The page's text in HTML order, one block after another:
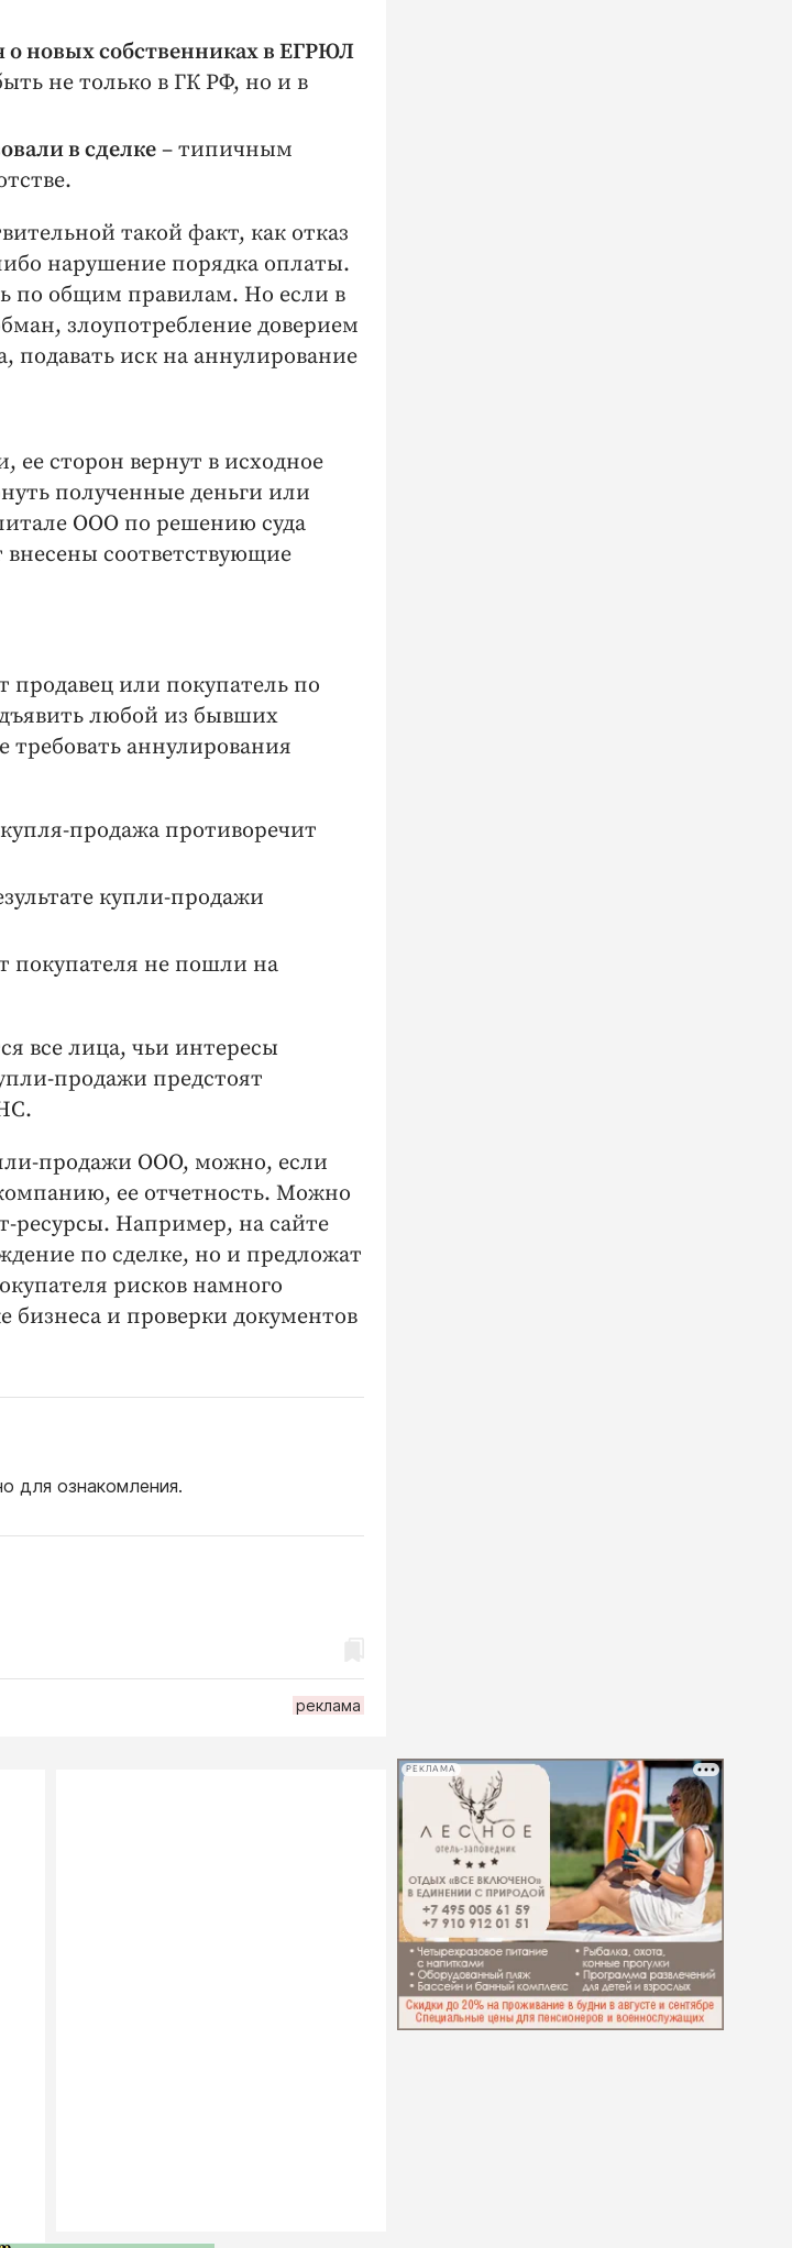
о новых собственниках в ЕГРЮЛ
не только в ГК РФ, но и в
в сделке – типичным
такой факт, как отказ
нарушение порядка оплаты.
по общим правилам. Но если в
злоупотребление доверием
подавать иск на аннулирование
ее сторон вернут в исходное
полученные деньги или
ООО по решению суда
соответствующие
продавец или покупатель по
любой из бывших
требовать аннулирования
продажа противоречит
купли-продажи
покупателя не пошли на
все лица, чьи интересы
продажи предстоят
продажи ООО, можно, если
ее отчетность. Можно
ресурсы. Например, на сайте
по сделке, но и предложат
рисков намного
бизнеса и проверки документов
для ознакомления.
реклама
РЕКЛАМА